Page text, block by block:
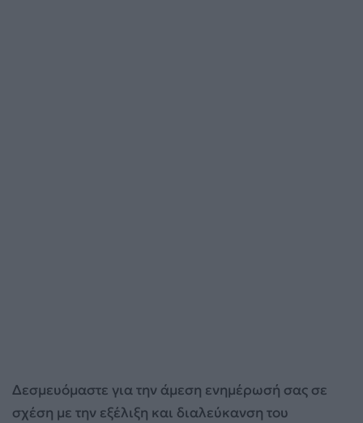
Δεσμευόμαστε για την άμεση ενημέρωσή σας σε
σχέση με την εξέλιξη και διαλεύκανση του